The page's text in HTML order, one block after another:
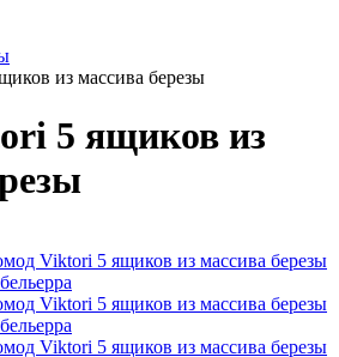
из массива березы
5 ящиков из